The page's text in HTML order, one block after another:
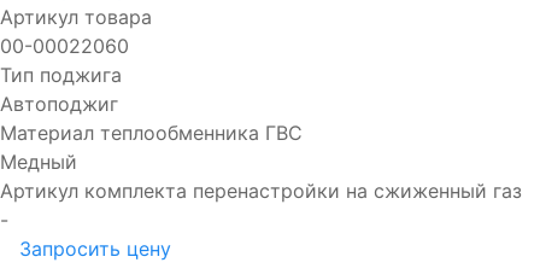
Артикул товара
00-00022060
Тип поджига
Автоподжиг
Материал теплообменника ГВС
Медный
Артикул комплекта перенастройки на сжиженный газ
-
Запросить цену